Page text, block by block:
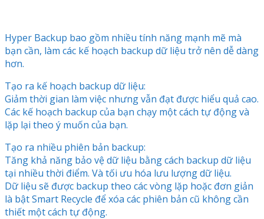
Hyper Backup bao gồm nhiều tính năng mạnh mẽ mà
bạn cần, làm các kế hoạch backup dữ liệu trở nên dễ dàng
hơn.
Tạo ra kế hoạch backup dữ liệu:
Giảm thời gian làm việc nhưng vẫn đạt được hiểu quả cao.
Các kế hoạch backup của bạn chạy một cách tự động và
lặp lại theo ý muốn của bạn.
Tạo ra nhiều phiên bản backup:
Tăng khả năng bảo vệ dữ liệu bằng cách backup dữ liệu
tại nhiều thời điểm. Và tối ưu hóa lưu lượng dữ liệu.
Dữ liệu sẽ được backup theo các vòng lặp hoặc đơn giản
là bật Smart Recycle để xóa các phiên bản cũ không cần
thiết một cách tự động.